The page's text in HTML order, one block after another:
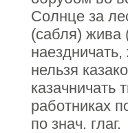
Солнце за
(сабля) жива
нельзя
казачничать
работниках
по знач. глаг.